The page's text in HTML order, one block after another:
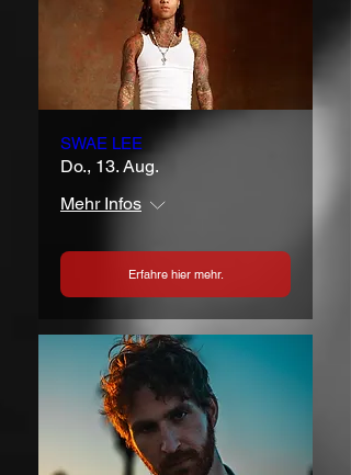
SWAE LEE
Do., 13. Aug.
Mehr Infos
Erfahre hier mehr.